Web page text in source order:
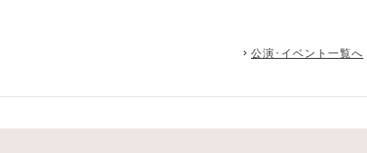
公演･イベント一覧へ